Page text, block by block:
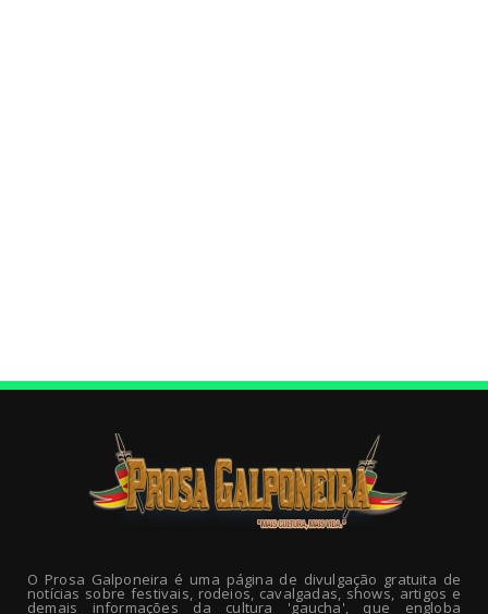
O Prosa Galponeira é uma página de divulgação gratuita de
notícias sobre festivais, rodeios, cavalgadas, shows, artigos e
demais informações da cultura 'gaucha', que engloba